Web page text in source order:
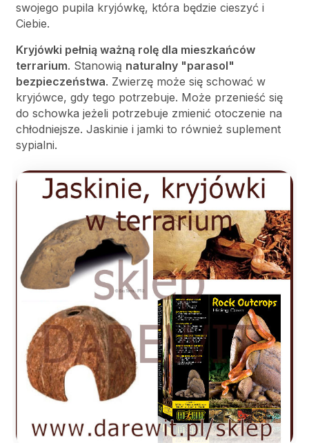
swojego pupila kryjówkę, która będzie cieszyć i
Ciebie.
Kryjówki pełnią ważną rolę dla mieszkańców
terrarium. Stanowią naturalny "parasol"
bezpieczeństwa. Zwierzę może się schować w
kryjówce, gdy tego potrzebuje. Może przenieść się
do schowka jeżeli potrzebuje zmienić otoczenie na
chłodniejsze. Jaskinie i jamki to również suplement
sypialni.